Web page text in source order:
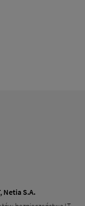
Netia S.A.